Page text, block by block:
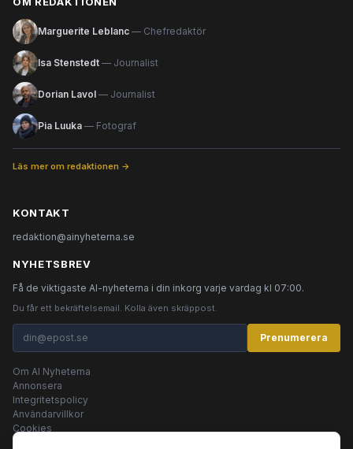
Marguerite Leblanc — Chefredaktör
Isa Stenstedt — Journalist
Dorian Lavol — Journalist
Pia Luuka — Fotograf
Läs mer om redaktionen →
KONTAKT
redaktion@ainyheterna.se
NYHETSBREV
Få de viktigaste AI-nyheterna i din inkorg varje vardag kl 07:00.
Du får ett bekräftelsemail. Kolla även skräppost.
Prenumerera
Om AI Nyheterna
Annonsera
Integritetspolicy
Användarvillkor
Cookies